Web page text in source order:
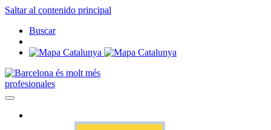
Saltar al contenido principal
Buscar
profesionales